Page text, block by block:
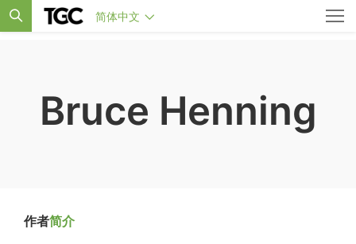
简体中文
Bruce Henning
作者简介